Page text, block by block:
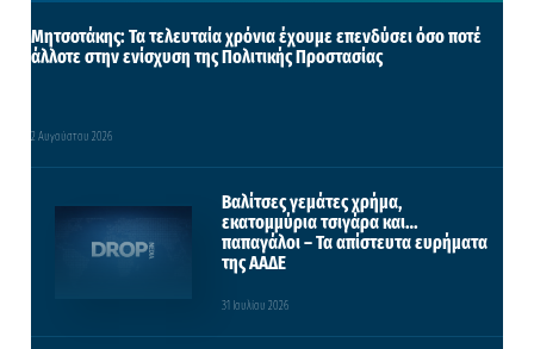
Μητσοτάκης: Τα τελευταία χρόνια έχουμε επενδύσει όσο ποτέ
άλλοτε στην ενίσχυση της Πολιτικής Προστασίας
2 Αυγούστου 2026
Βαλίτσες γεμάτες χρήμα,
εκατομμύρια τσιγάρα και…
παπαγάλοι – Τα απίστευτα ευρήματα
της ΑΑΔΕ
31 Ιουλίου 2026